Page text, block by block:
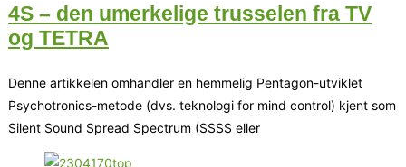
4S – den umerkelige trusselen fra TV
og TETRA
Denne artikkelen omhandler en hemmelig Pentagon-utviklet
Psychotronics-metode (dvs. teknologi for mind control) kjent som
Silent Sound Spread Spectrum (SSSS eller